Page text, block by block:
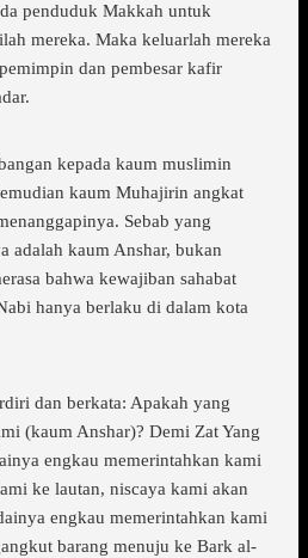
penduduk Makkah untuk
mereka. Maka keluarlah mereka
dan pembesar kafir
kepada kaum muslimin
kaum Muhajirin angkat
Sebab yang
adalah kaum Anshar, bukan
bahwa kewajiban sahabat
hanya berlaku di dalam kota
dan berkata: Apakah yang
(kaum Anshar)? Demi Zat Yang
engkau memerintahkan kami
ke lautan, niscaya kami akan
engkau memerintahkan kami
barang menuju ke Bark al-